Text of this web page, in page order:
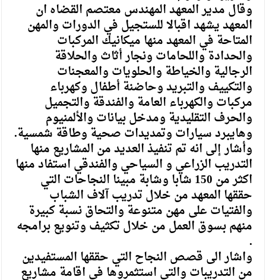
وقال مدير المعهد المهندس معتصم القضاه ان
المعهد يشهد اقبالا للستجيل في الدورات والمهن
المتاحة في المعهد منها ميكانيك المركبات
والحدادة واللحامات ونجار أثاث والحلاقة
الرجالية والخياطة والحلويات والمعجنات
والتكييف والتبريد وحاضنة أطفال وكهرباء
مركبات والكهرباء العامة والفندقة والتجميل
والحرف التقليدية ومدخل بيانات والألمنيوم
وهايبرد سيارات وتمديدات صحية وطاقة شمسية.
وأشار إلى انه تم تنفيذ العديد من المشاريع منها
التدريب الزراعي و السياحي والفندقي استفاد منها
اكثر من 150 شابا وشابة مبينا النجاحات التي
حققها المعهد من خلال تدريب آلاف الشباب
والفتيات على مهن متنوعة والتحاق نسبة كبيرة
منهم بسوق العمل من خلال تكثيف وتنويع برامجه
.
واشار الى قصص النجاح التي حققها المستفيدين
من التدريبات والتي استثمروها في اقامة مشاريع